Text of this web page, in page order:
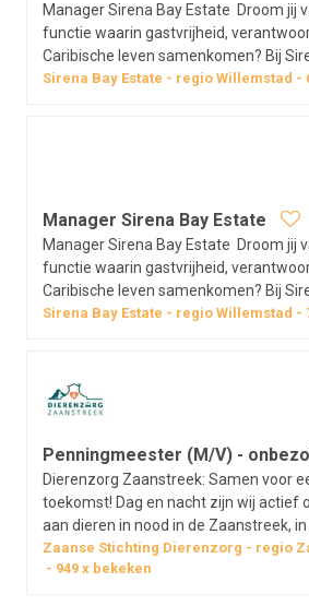
Manager Sirena Bay Estate Droom jij van een veelzijdige
functie waarin gastvrijheid,
Caribische leven samenkomen? Bij
je de kans om écht het verschil te
Sirena Bay Estate regio Willemstad
Manager Sirena Bay Estate
Manager Sirena Bay Estate Droom jij van een veelzijdige
functie waarin gastvrijheid,
Caribische leven samenkomen? Bij
je de kans om écht het verschil te
Sirena Bay Estate regio Willemstad
Penningmeester (M/V) -
Dierenzorg Zaanstreek: Samen voor
toekomst! Dag en nacht zijn wij actief om hulp te bieden
aan dieren in nood in de Zaanstreek,
Oostzaan en Wormerland. Onze
dieren te bevorderen en te
Zaanse Stichting Dierenzorg regio
949 x bekeken